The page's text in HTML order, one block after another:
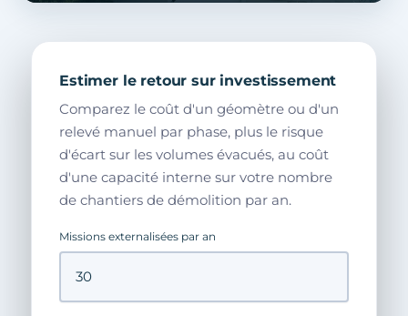
Estimer le retour sur investissement
Comparez le coût d'un géomètre ou d'un
relevé manuel par phase, plus le risque
d'écart sur les volumes évacués, au coût
d'une capacité interne sur votre nombre
de chantiers de démolition par an.
Missions externalisées par an